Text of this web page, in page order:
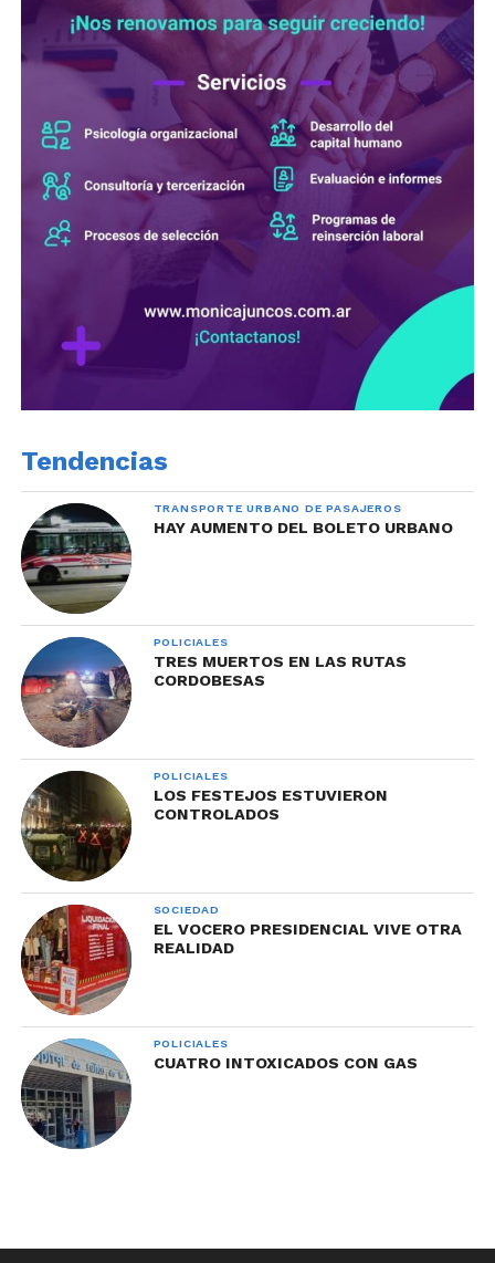
Tendencias
TRANSPORTE URBANO DE PASAJEROS
HAY AUMENTO DEL BOLETO URBANO
POLICIALES
TRES MUERTOS EN LAS RUTAS
CORDOBESAS
POLICIALES
LOS FESTEJOS ESTUVIERON
CONTROLADOS
SOCIEDAD
EL VOCERO PRESIDENCIAL VIVE OTRA
REALIDAD
POLICIALES
CUATRO INTOXICADOS CON GAS